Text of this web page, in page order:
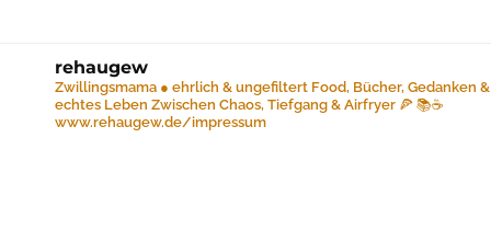
rehaugew
Zwillingsmama ● ehrlich & ungefiltert Food, Bücher, Gedanken &
echtes Leben Zwischen Chaos, Tiefgang & Airfryer 🍕 📚☕️
www.rehaugew.de/impressum